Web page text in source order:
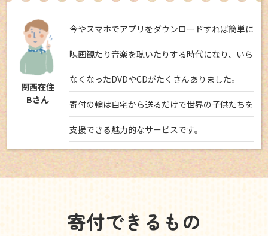
関西在住
Bさん
今やスマホでアプリをダウンロードすれば簡単に
映画観たり音楽を聴いたりする時代になり、いら
なくなったDVDやCDがたくさんありました。
寄付の輪は自宅から送るだけで世界の子供たちを
支援できる魅力的なサービスです。
寄付できるもの